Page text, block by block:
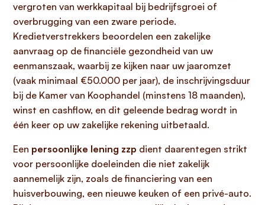
vergroten van werkkapitaal bij bedrijfsgroei of
overbrugging van een zware periode.
Kredietverstrekkers beoordelen een zakelijke
aanvraag op de financiële gezondheid van uw
eenmanszaak, waarbij ze kijken naar uw jaaromzet
(vaak minimaal €50.000 per jaar), de inschrijvingsduur
bij de Kamer van Koophandel (minstens 18 maanden),
winst en cashflow, en dit geleende bedrag wordt in
één keer op uw zakelijke rekening uitbetaald.
Een persoonlijke lening zzp dient daarentegen strikt
voor persoonlijke doeleinden die niet zakelijk
aannemelijk zijn, zoals de financiering van een
huisverbouwing, een nieuwe keuken of een privé-auto.